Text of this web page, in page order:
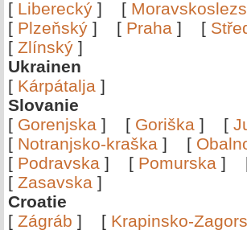
[ Liberecký ] [
[ Plzeňský ] [ Praha ] [
[ Zlínský ]
Ukrainen
[ Kárpátalja ]
Slovanie
[ Gorenjska ] [ Goriška ] [
[ Notranjsko-kraška ] [
[ Podravska ] [ Pomurska ]
[ Zasavska ]
Croatie
[ Zágráb ] [ Krapinsko-